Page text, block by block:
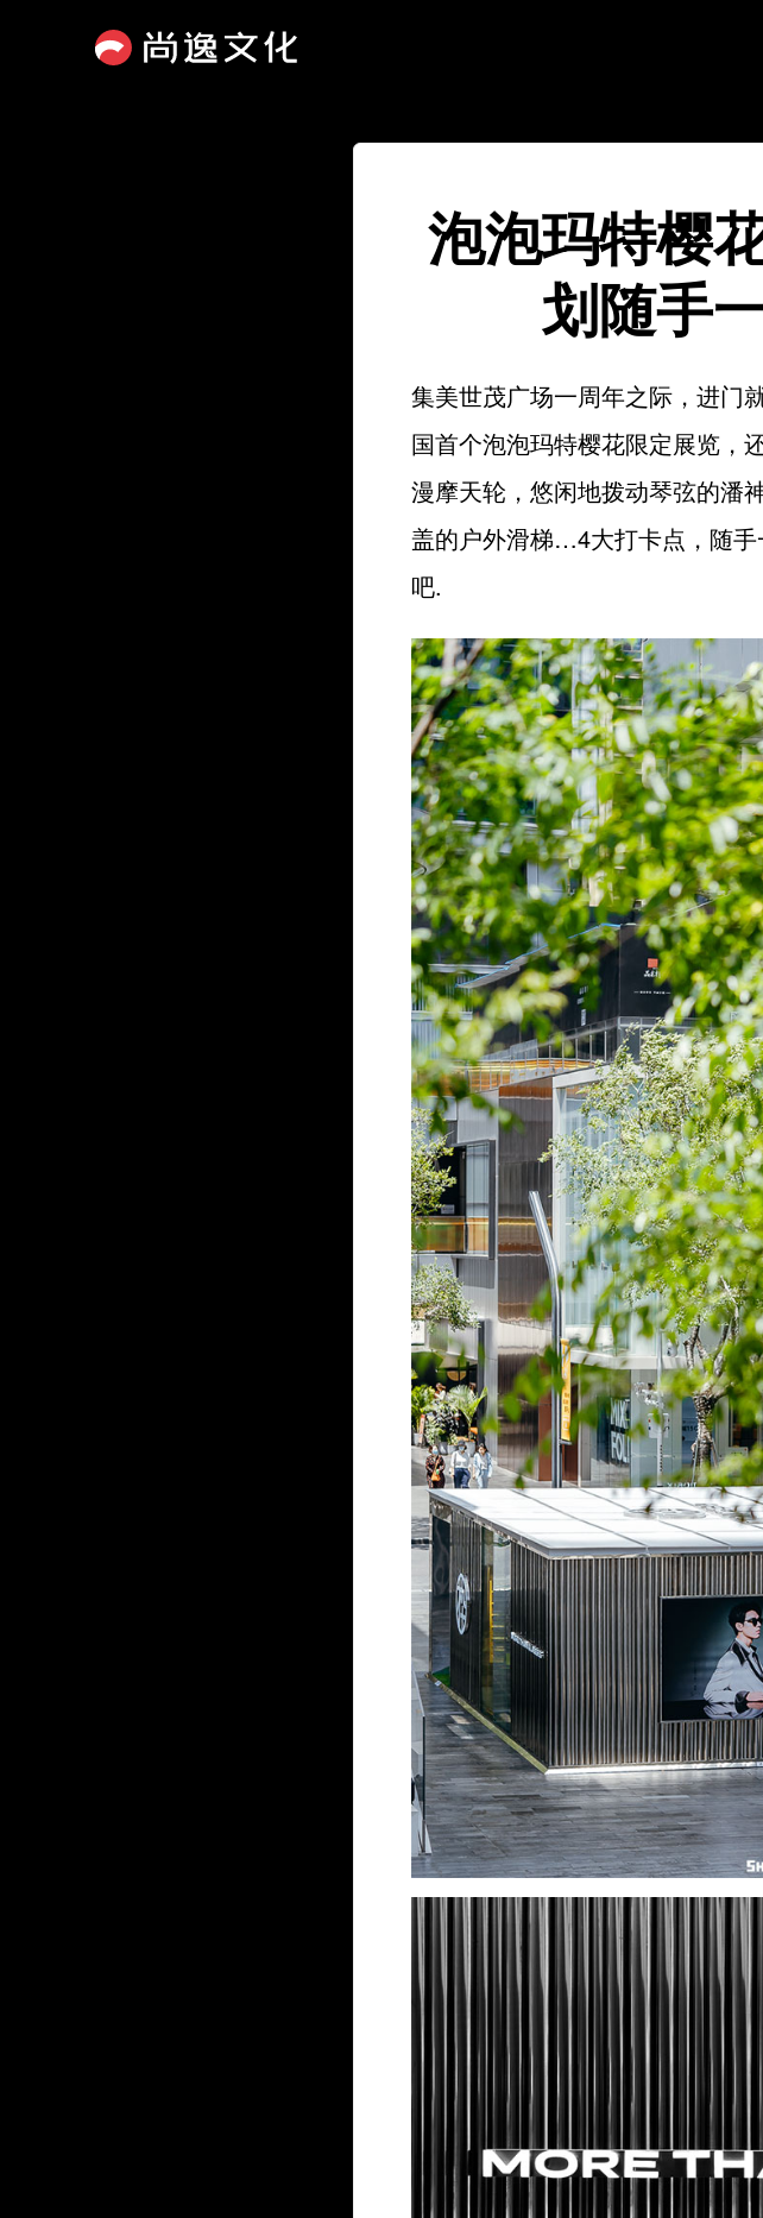
泡泡玛特樱
划随手
集美世茂广场一周年之际，进门
国首个泡泡玛特樱花限定展览，
漫摩天轮，悠闲地拨动琴弦的潘
盖的户外滑梯…4大打卡点，随
吧.